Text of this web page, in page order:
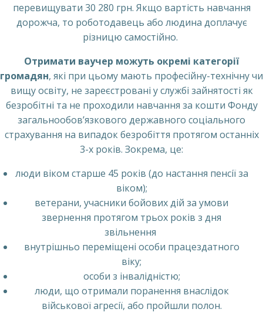
перевищувати 30 280 грн. Якщо вартість навчання
дорожча, то роботодавець або людина доплачує
різницю самостійно.
Отримати ваучер можуть окремі категорії
громадян, які при цьому мають професійну-технічну чи
вищу освіту, не зареєстровані у службі зайнятості як
безробітні та не проходили навчання за кошти Фонду
загальнообов’язкового державного соціального
страхування на випадок безробіття протягом останніх
3-х років. Зокрема, це:
люди віком старше 45 років (до настання пенсії за
віком);
ветерани, учасники бойових дій за умови
звернення протягом трьох років з дня
звільнення
внутрішньо переміщені особи працездатного
віку;
особи з інвалідністю;
люди, що отримали поранення внаслідок
військової агресії, або пройшли полон.